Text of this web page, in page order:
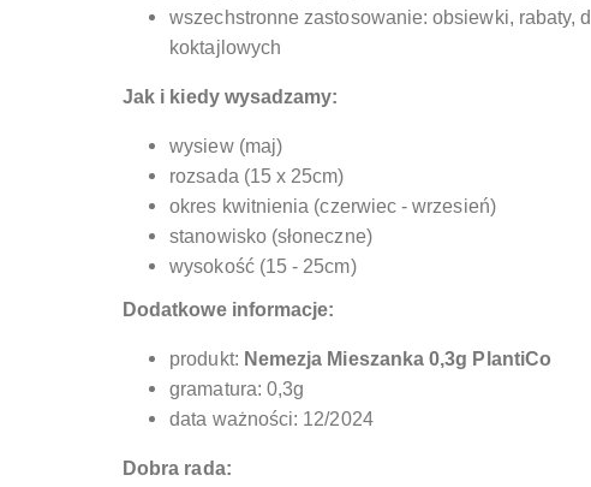
wszechstronne zastosowanie: obsiewki, rabaty,
koktajlowych
Jak i kiedywysadzamy:
wysiew (maj)
rozsada (15 x 25cm)
okres kwitnienia (czerwiec - wrzesień)
stanowisko (słoneczne)
wysokość (15 - 25cm)
Dodatkowe informacje:
produkt: Nemezja Mieszanka 0,3g PlantiCo
gramatura: 0,3g
data ważności: 12/2024
Dobra rada: